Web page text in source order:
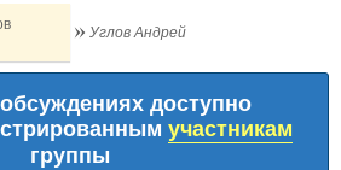
Углов Андрей
доступно
участникам
группы